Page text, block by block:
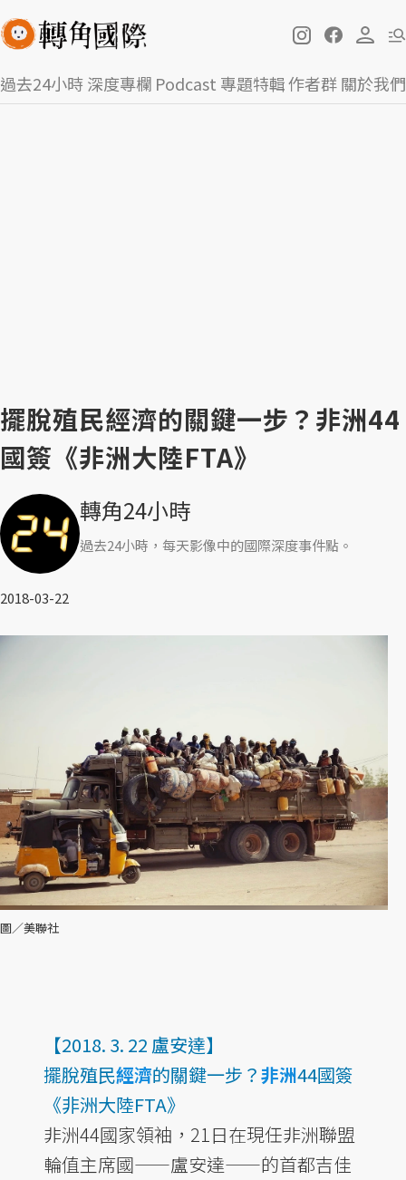
過去24小時深度專欄 Podcast 專題特輯作者群關於我們
擺脫殖民經濟的關鍵一步？非洲44
國簽《非洲大陸FTA》
轉角24小時
過去24小時，每天影像中的國際深度事件點。
2018-03-22
圖／美聯社
【2018. 3. 22 盧安達】
擺脫殖民經濟的關鍵一步？非洲44國簽
《非洲大陸FTA》
非洲44國家領袖，21日在現任非洲聯盟
輪值主席國——盧安達——的首都吉佳